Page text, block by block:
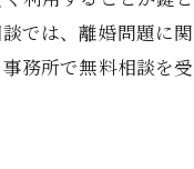
弁護士によ
住宅ローン
では、離婚問題に
務所で無料相談